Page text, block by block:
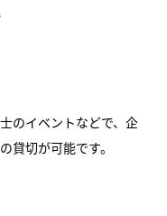
のイベントなどで、企
貸切が可能です。